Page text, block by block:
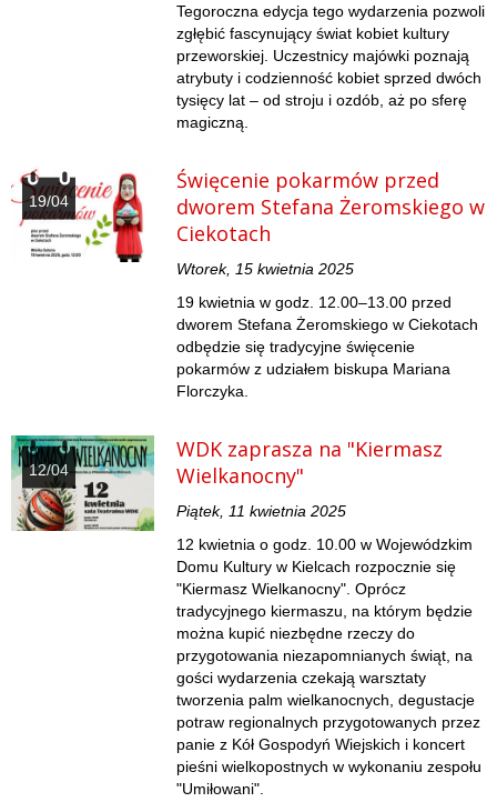
Tegoroczna edycja tego wydarzenia pozwoli
zgłębić fascynujący świat kobiet kultury
przeworskiej. Uczestnicy majówki poznają
atrybuty i codzienność kobiet sprzed dwóch
tysięcy lat – od stroju i ozdób, aż po sferę
magiczną.
19/04
Święcenie pokarmów przed
dworem Stefana Żeromskiego w
Ciekotach
Wtorek, 15 kwietnia 2025
19 kwietnia w godz. 12.00–13.00 przed
dworem Stefana Żeromskiego w Ciekotach
odbędzie się tradycyjne święcenie
pokarmów z udziałem biskupa Mariana
Florczyka.
12/04
WDK zaprasza na "Kiermasz
Wielkanocny"
Piątek, 11 kwietnia 2025
12 kwietnia o godz. 10.00 w Wojewódzkim
Domu Kultury w Kielcach rozpocznie się
"Kiermasz Wielkanocny". Oprócz
tradycyjnego kiermaszu, na którym będzie
można kupić niezbędne rzeczy do
przygotowania niezapomnianych świąt, na
gości wydarzenia czekają warsztaty
tworzenia palm wielkanocnych, degustacje
potraw regionalnych przygotowanych przez
panie z Kół Gospodyń Wiejskich i koncert
pieśni wielkopostnych w wykonaniu zespołu
"Umiłowani".